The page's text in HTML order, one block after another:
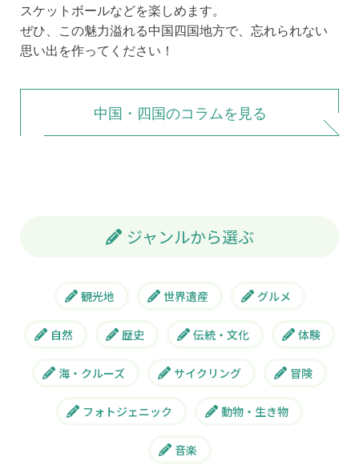
スケットボールなどを楽しめます。
ぜひ、この魅力溢れる中国四国地方で、忘れられない
思い出を作ってください！
中国・四国のコラムを見る
TOTTORI
SHIMANE
OKAYAMA
YAMAGUCHI
TOKUSHIMA
KAGAWA
EHIME
KOCHI
ジャンルから選ぶ
観光地 世界遺産 グルメ
自然 歴史 伝統・文化 体験
海・クルーズ サイクリング 冒険
フォトジェニック 動物・生き物
音楽